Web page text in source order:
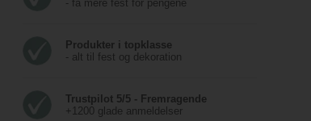
- få mere fest for pengene
Produkter i topklasse
- alt til fest og dekoration
Trustpilot 5/5 - Fremragende
+1200 glade anmeldelser